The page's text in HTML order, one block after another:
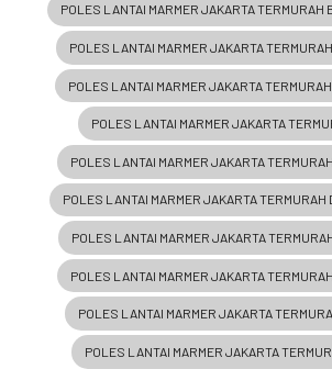
POLES LANTAI MARMER JAKARTA TERMURAH
POLES LANTAI MARMER JAKARTA
POLES LANTAI MARMER JAKARTA
POLES LANTAI MARMER JAKARTA
POLES LANTAI MARMER JAKARTA
POLES LANTAI MARMER JAKARTA TERMURAH
POLES LANTAI MARMER JAKARTA
POLES LANTAI MARMER JAKARTA
POLES LANTAI MARMER JAKARTA
POLES LANTAI MARMER JAKARTA